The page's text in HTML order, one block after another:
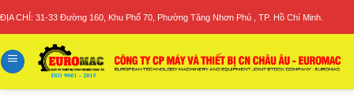
ĐỊA CHỈ: 31-33 Đường 160, Khu Phố 70, Phường Tăng Nhơn Phú , TP. Hồ Chí Minh.